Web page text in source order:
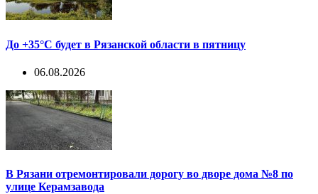
До +35°С будет в Рязанской области в пятницу
06.08.2026
В Рязани отремонтировали дорогу во дворе дома №8 по
улице Керамзавода